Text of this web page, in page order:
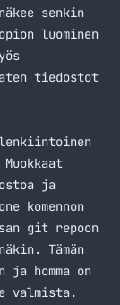
senkin
luominen
tiedostot
ja
komennon
git repoon
Tämän
homma on
valmista.